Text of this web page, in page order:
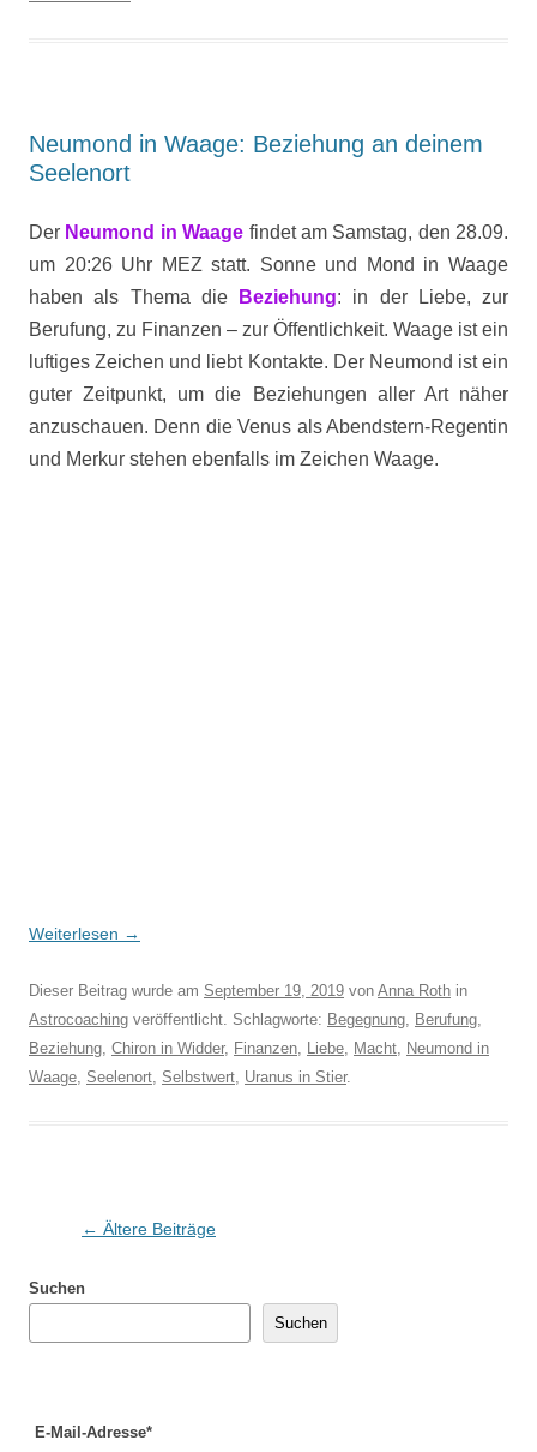
Neumond in Waage: Beziehung an deinem
Seelenort
Der Neumond in Waage findet am Samstag, den 28.09.
um 20:26 Uhr MEZ statt. Sonne und Mond in Waage
haben als Thema die
Beziehung: in der Liebe, zur
Berufung, zu Finanzen – zur Öffentlichkeit. Waage ist ein
luftiges Zeichen und liebt Kontakte. Der Neumond ist ein
guter Zeitpunkt, um die Beziehungen aller Art näher
anzuschauen. Denn die Venus als Abendstern-Regentin
und Merkur stehen ebenfalls im Zeichen Waage.
Weiterlesen →
Dieser Beitrag wurde am September 19, 2019 von Anna Roth in
Astrocoaching veröffentlicht. Schlagworte: Begegnung, Berufung,
Beziehung, Chiron in Widder, Finanzen, Liebe, Macht, Neumond in
Waage, Seelenort, Selbstwert, Uranus in Stier.
Beitragsnavigation
← Ältere Beiträge
Suchen
Suchen
E-Mail-Adresse*